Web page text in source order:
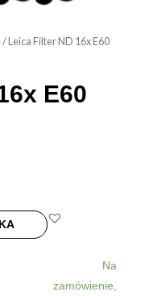
/ Leica Filter ND 16x E60
E60
Na
zamówienie,